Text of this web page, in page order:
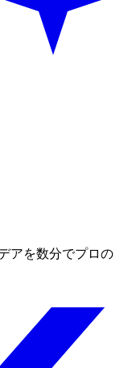
アを数分でプロの